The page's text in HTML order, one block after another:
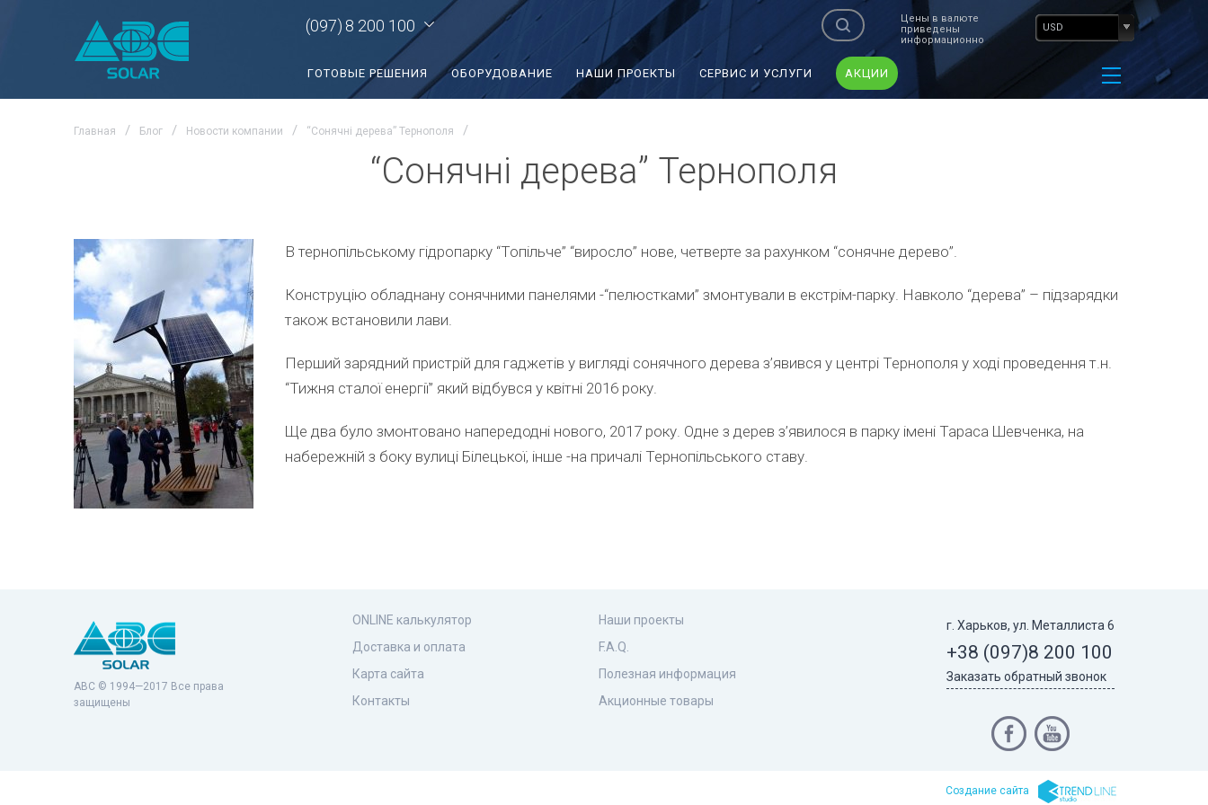
(097) 8 200 100
Цены в валюте
приведены
информационно
USD
ГОТОВЫЕ РЕШЕНИЯ ОБОРУДОВАНИЕ НАШИ ПРОЕКТЫ СЕРВИС И УСЛУГИ АКЦИИ
Главная Блог Новости компании “Сонячні дерева” Тернополя
“Сонячні дерева” Тернополя
В тернопільському гідропарку “Топільче” “виросло” нове, четверте за рахунком “сонячне дерево”.
Конструцію обладнану сонячними панелями -“пелюстками” змонтували в екстрім-парку. Навколо “дерева” – підзарядки
також встановили лави.
Перший зарядний пристрій для гаджетів у вигляді сонячного дерева з’явився у центрі Тернополя у ході проведення т.н.
“Тижня сталої енергії” який відбувся у квітні 2016 року.
Ще два було змонтовано напередодні нового, 2017 року. Одне з дерев з’явилося в парку імені Тараса Шевченка, на
набережній з боку вулиці Білецької, інше -на причалі Тернопільського ставу.
ABC © 1994—2017 Все права
защищены
ONLINE калькулятор
Доставка и оплата
Карта сайта
Контакты
Наши проекты
F.A.Q.
Полезная информация
Акционные товары
г. Харьков, ул. Металлиста 6
+38 (097)8 200 100
Заказать обратный звонок
Cоздание сайта